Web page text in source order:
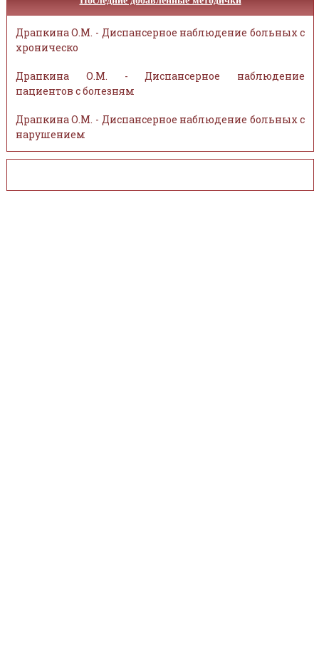
Драпкина О.М. - Диспансерное наблюдение больных с
хроническо
Драпкина О.М. - Диспансерное наблюдение
пациентов с болезням
Драпкина О.М. - Диспансерное наблюдение больных с
нарушением